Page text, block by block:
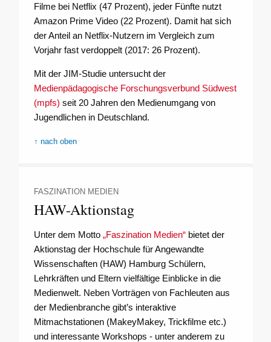
Filme bei Netflix (47 Prozent), jeder Fünfte nutzt
Amazon Prime Video (22 Prozent). Damit hat sich
der Anteil an Netflix-Nutzern im Vergleich zum
Vorjahr fast verdoppelt (2017: 26 Prozent).
Mit der JIM-Studie untersucht der
Medienpädagogische Forschungsverbund Südwest
(mpfs) seit 20 Jahren den Medienumgang von
Jugendlichen in Deutschland.
↑ nach oben
FASZINATION MEDIEN
HAW-Aktionstag
Unter dem Motto „Faszination Medien“bietet der
Aktionstag der Hochschule für Angewandte
Wissenschaften (HAW) Hamburg Schülern,
Lehrkräften und Eltern vielfältige Einblicke in die
Medienwelt. Neben Vorträgen von Fachleuten aus
der Medienbranche gibt’s interaktive
Mitmachstationen (MakeyMakey, Trickfilme etc.)
und interessante Workshops - unter anderem zu